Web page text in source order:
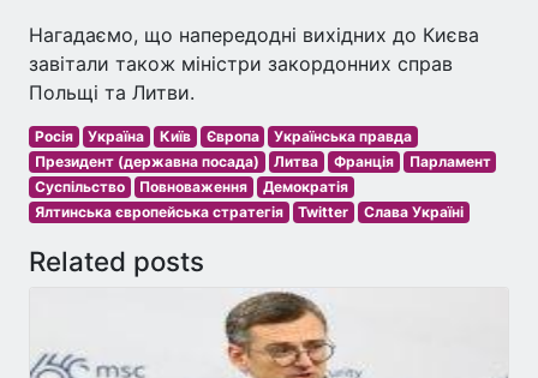
Нагадаємо, що напередодні вихідних до Києва
завітали також міністри закордонних справ
Польщі та Литви.
Росія Україна Київ Європа
Українська правда
Президент (державна посада)
Литва Франція
Парламент
Суспільство
Повноваження
Демократія
Ялтинська європейська стратегія
Twitter Слава Україні
Related posts